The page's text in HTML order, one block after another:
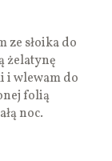
ze słoika do
żelatynę
i wlewam do
folią
noc.